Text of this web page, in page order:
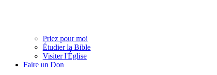
Priez pour moi
Étudier la Bible
Visiter l'Église
Faire un Don